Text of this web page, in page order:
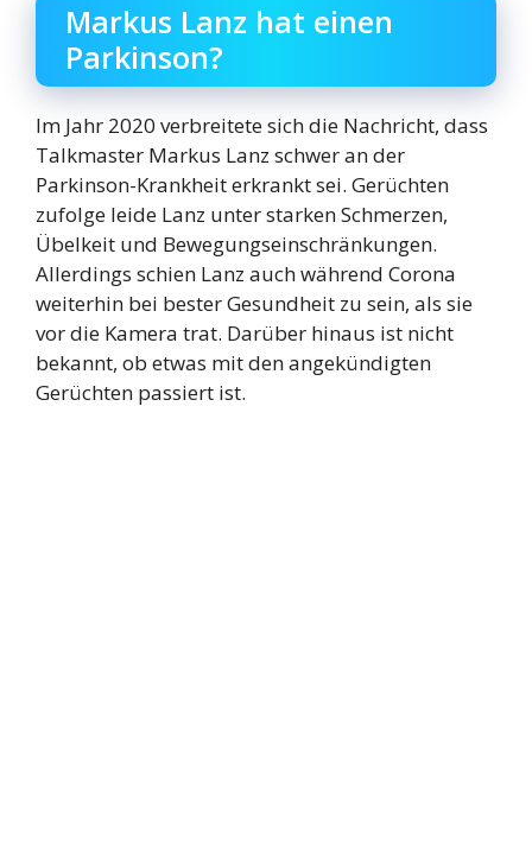
Markus Lanz hat einen
Parkinson?
Im Jahr 2020 verbreitete sich die Nachricht, dass
Talkmaster Markus Lanz schwer an der
Parkinson-Krankheit erkrankt sei. Gerüchten
zufolge leide Lanz unter starken Schmerzen,
Übelkeit und Bewegungseinschränkungen.
Allerdings schien Lanz auch während Corona
weiterhin bei bester Gesundheit zu sein, als sie
vor die Kamera trat. Darüber hinaus ist nicht
bekannt, ob etwas mit den angekündigten
Gerüchten passiert ist.